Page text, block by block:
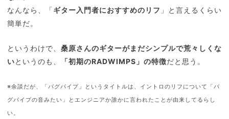
なんなら、「ギター入門者におすすめのリフ 」と言えるくらい
簡単だ。
というわけで、 桑原さんのギターがまだシンプルで荒々しくな
いというのも、 「初期のRADWIMPS」の特徴だと思う。
※余談だが、「バグパイプ」というタイトルは、イントロのリフについて「バ
グパイプの音みたい」とエンジニアか誰かに言われたことが由来してるらし
い。